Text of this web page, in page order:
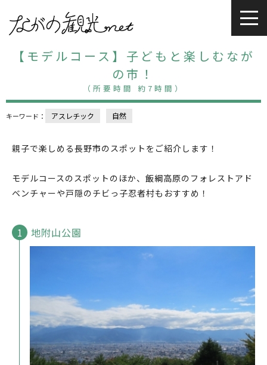
【モデルコース】子どもと楽しむなが
の市！
（所要時間 約7時間）
キーワード： アスレチック 自然
親子で楽しめる長野市のスポットをご紹介します！
モデルコースのスポットのほか、飯綱高原のフォレストアド
ベンチャーや戸隠のチビっ子忍者村もおすすめ！
地附山公園